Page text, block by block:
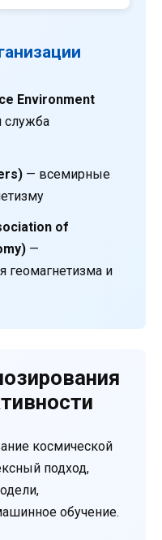
Environment
служба
— всемирные
of
—
геомагнетизма и
космической
подход,
обучение.